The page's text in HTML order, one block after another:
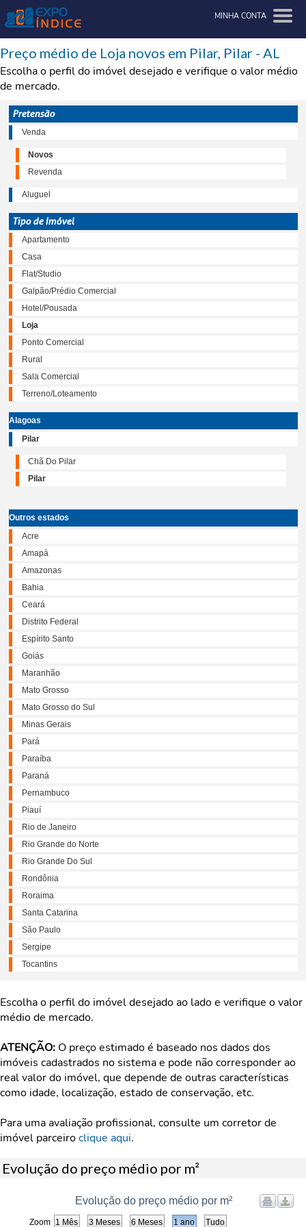
MINHA CONTA
Preço médio de Loja novos em Pilar, Pilar - AL
Escolha o perfil do imóvel desejado e verifique o valor médio
de mercado.
Pretensão
Venda
Novos
Revenda
Aluguel
Tipo de Imóvel
Apartamento
Casa
Flat/Studio
Galpão/Prédio Comercial
Hotel/Pousada
Loja
Ponto Comercial
Rural
Sala Comercial
Terreno/Loteamento
Alagoas
Pilar
Chã Do Pilar
Pilar
Outros estados
Acre
Amapá
Amazonas
Bahia
Ceará
Distrito Federal
Espírito Santo
Goiás
Maranhão
Mato Grosso
Mato Grosso do Sul
Minas Gerais
Pará
Paraíba
Paraná
Pernambuco
Piauí
Rio de Janeiro
Rio Grande do Norte
Rio Grande Do Sul
Rondônia
Roraima
Santa Catarina
São Paulo
Sergipe
Tocantins
Escolha o perfil do imóvel desejado ao lado e verifique o valor
médio de mercado.
ATENÇÃO: O preço estimado é baseado nos dados dos
imóveis cadastrados no sistema e pode não corresponder ao
real valor do imóvel, que depende de outras características
como idade, localização, estado de conservação, etc.
Para uma avaliação profissional, consulte um corretor de
imóvel parceiroclique aqui.
Evolução do preço médio por m²
Zoom
Evolução do preço médio por m²
1 Mês 3 Meses 6 Meses 1 ano Tudo